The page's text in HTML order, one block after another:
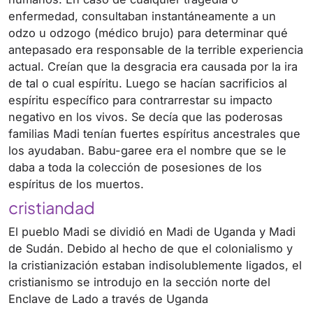
enfermedad, consultaban instantáneamente a un
odzo u odzogo (médico brujo) para determinar qué
antepasado era responsable de la terrible experiencia
actual. Creían que la desgracia era causada por la ira
de tal o cual espíritu. Luego se hacían sacrificios al
espíritu específico para contrarrestar su impacto
negativo en los vivos. Se decía que las poderosas
familias Madi tenían fuertes espíritus ancestrales que
los ayudaban. Babu-garee era el nombre que se le
daba a toda la colección de posesiones de los
espíritus de los muertos.
cristiandad
El pueblo Madi se dividió en Madi de Uganda y Madi
de Sudán. Debido al hecho de que el colonialismo y
la cristianización estaban indisolublemente ligados, el
cristianismo se introdujo en la sección norte del
Enclave de Lado a través de Uganda